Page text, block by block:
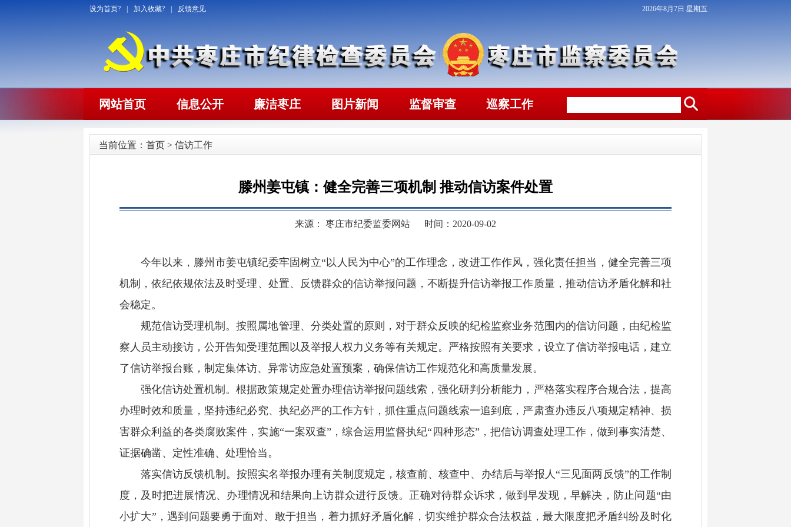
设为首页? 加入收藏? 反馈意见 2026年8月7日 星期五
网站首页 信息公开 廉洁枣庄 图片新闻 监督审查 巡察工作
当前位置： 首页 > 信访工作
滕州姜屯镇：健全完善三项机制 推动信访案件处置
来源： 枣庄市纪委监委网站 时间：2020-09-02
今年以来，滕州市姜屯镇纪委牢固树立“以人民为中心”的工作理念，改进工作作风，强化责任担当，健全完善三项
机制，依纪依规依法及时受理、处置、反馈群众的信访举报问题，不断提升信访举报工作质量，推动信访矛盾化解和社
会稳定。
规范信访受理机制。按照属地管理、分类处置的原则，对于群众反映的纪检监察业务范围内的信访问题，由纪检监
察人员主动接访，公开告知受理范围以及举报人权力义务等有关规定。严格按照有关要求，设立了信访举报电话，建立
了信访举报台账，制定集体访、异常访应急处置预案，确保信访工作规范化和高质量发展。
强化信访处置机制。根据政策规定处置办理信访举报问题线索，强化研判分析能力，严格落实程序合规合法，提高
办理时效和质量，坚持违纪必究、执纪必严的工作方针，抓住重点问题线索一追到底，严肃查办违反八项规定精神、损
害群众利益的各类腐败案件，实施“一案双查”，综合运用监督执纪“四种形态”，把信访调查处理工作，做到事实清楚、
证据确凿、定性准确、处理恰当。
落实信访反馈机制。按照实名举报办理有关制度规定，核查前、核查中、办结后与举报人“三见面两反馈”的工作制
度，及时把进展情况、办理情况和结果向上访群众进行反馈。正确对待群众诉求，做到早发现，早解决，防止问题“由
小扩大”，遇到问题要勇于面对、敢于担当，着力抓好矛盾化解，切实维护群众合法权益，最大限度把矛盾纠纷及时化